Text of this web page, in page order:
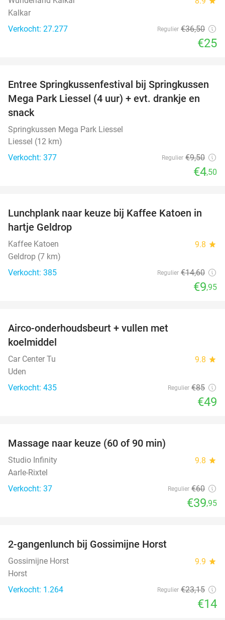
Kalkar
Verkocht: 27.277
Regulier €36,50
€25
53%
Entree Springkussenfestival bij Springkussen
Mega Park Liessel (4 uur) + evt. drankje en
snack
Springkussen Mega Park Liessel
Liessel (12 km)
Verkocht: 377
Regulier €9,50
€4,50
32%
Lunchplank naar keuze bij Kaffee Katoen in
hartje Geldrop
Kaffee Katoen 9.8 star
Geldrop (7 km)
Verkocht: 385
Regulier €14,60
€9,95
Airco-onderhoudsbeurt + vullen met
koelmiddel
Car Center Tu 9.8 star
Uden
Verkocht: 435
Regulier €85
€49
Massage naar keuze (60 of 90 min)
Studio Infinity 9.8 star
Aarle-Rixtel
Verkocht: 37
Regulier €60
€39,95
2-gangenlunch bij Gossimijne Horst
Gossimijne Horst 9.9 star
Horst
Verkocht: 1.264
Regulier €23,15
€14